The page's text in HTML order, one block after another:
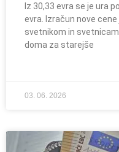
Iz 30,33 evra se je ura
evra. Izračun nove
svetnikom in
doma za starejše
03. 06. 2026